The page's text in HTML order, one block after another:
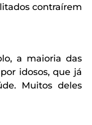
contraírem
a maioria das
idosos, que já
Muitos deles